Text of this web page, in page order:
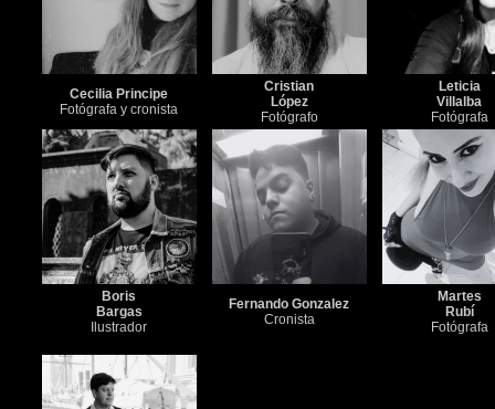
Cecilia Principe
Fotógrafa y cronista
Cristian
López
Fotógrafo
Leticia
Villalba
Fotógrafa
Boris
Bargas
Ilustrador
Fernando Gonzalez
Cronista
Martes
Rubí
Fotógrafa